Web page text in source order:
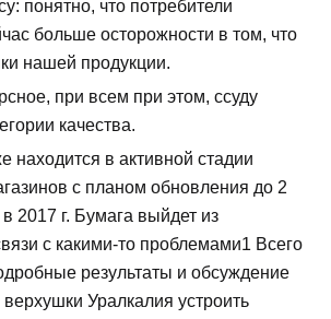
понятно, что потребители
больше осторожности в том, что
нашей продукции.
при всем при этом, ссуду
качества.
находится в активной стадии
с планом обновления до 2
2017 г. Бумага выйдет из
с какими-то проблемами1 Всего
результаты и обсуждение
Уралкалия устроить